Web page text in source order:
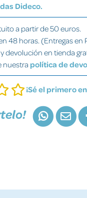
Dideco.
a partir de 50 euros.
48 horas. (Entregas en
devolución en tienda
nuestra política de
¡Sé el primero